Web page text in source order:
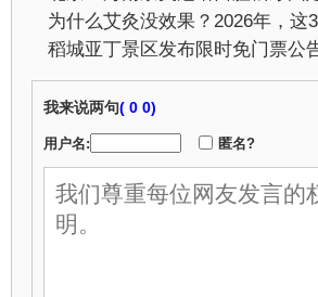
为什么艾灸没效果？2026年，这
我来说两句( 0 0)
用户名: 匿名?